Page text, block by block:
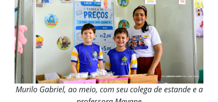
Murilo Gabriel, ao meio, com seu colega de estande e a